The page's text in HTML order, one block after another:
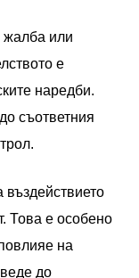
жалба или
е
наредби.
съответния
въздействието
Това е особено
на
до